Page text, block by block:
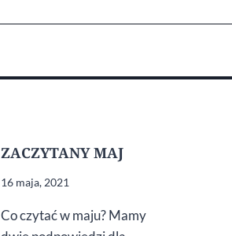
ZACZYTANY MAJ
16 maja, 2021
Co czytać w maju? Mamy